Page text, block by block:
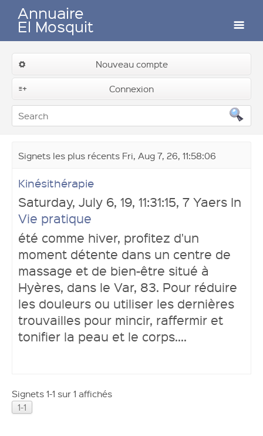
Annuaire
El Mosquit
Auteurs
Nouveau compte
Connexion
Ouvrir un compte
Connexion
Soumettre un lien
Signets les plus récents Fri, Aug 7, 26, 11:58:06
Kinésithérapie
Saturday, July 6, 19, 11:31:15, 7 Yaers In
Vie pratique
été comme hiver, profitez d'un
moment détente dans un centre de
massage et de bien-être situé à
Hyères, dans le Var, 83. Pour réduire
les douleurs ou utiliser les dernières
trouvailles pour mincir, raffermir et
tonifier la peau et le corps....
Signets 1-1 sur 1 affichés
1-1